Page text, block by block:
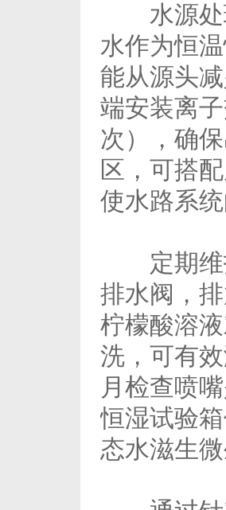
水源处理
水作为恒
能从源头
端安装离
次），确
区，可搭
使水路系
定期维护
排水阀，
柠檬酸溶
洗，可有
月检查喷
恒湿试验
态水滋生